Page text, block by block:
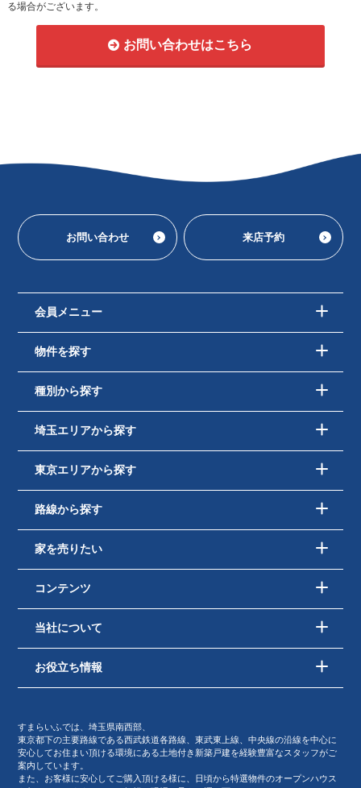
る場合がございます。
お問い合わせはこちら
お問い合わせ 来店予約
会員メニュー
物件を探す
種別から探す
埼玉エリアから探す
東京エリアから探す
路線から探す
家を売りたい
コンテンツ
当社について
お役立ち情報
すまらいふでは、埼玉県南西部、
東京都下の主要路線である西武鉄道各路線、東武東上線、中央線の沿線を中心に
安心してお住まい頂ける環境にある土地付き新築戸建を経験豊富なスタッフがご
案内しています。
また、お客様に安心してご購入頂ける様に、日頃から特選物件のオープンハウス